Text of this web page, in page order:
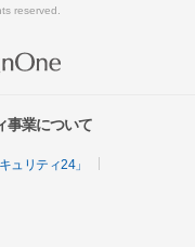
reserved.
事業について
ュリティ24」